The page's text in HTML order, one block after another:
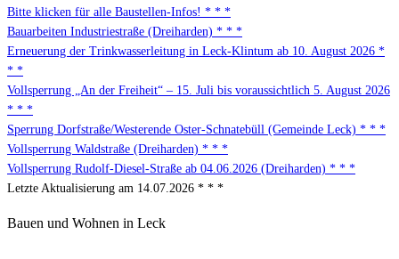
Bitte klicken für alle Baustellen-Infos! * * *
Bauarbeiten Industriestraße (Dreiharden) * * *
Erneuerung der Trinkwasserleitung in Leck-Klintum ab 10. August 2026 *
* *
Vollsperrung „An der Freiheit“ – 15. Juli bis voraussichtlich 5. August 2026
* * *
Sperrung Dorfstraße/Westerende Oster-Schnatebüll (Gemeinde Leck) * * *
Vollsperrung Waldstraße (Dreiharden) * * *
Vollsperrung Rudolf-Diesel-Straße ab 04.06.2026 (Dreiharden) * * *
Letzte Aktualisierung am 14.07.2026 * * *
Bauen und Wohnen in Leck